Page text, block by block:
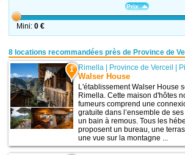
Prix
Mini: 0 €
8 locations recommandées près de Province de
1 Rimella | Province de Verceil |
Walser House
L'établissement Walser House
Rimella. Cette maison d'hôtes
fumeurs comprend une
gratuite dans l’ensemble de
un bain à remous. Tous les
proposent un bureau, une
une vue sur la montagne ...